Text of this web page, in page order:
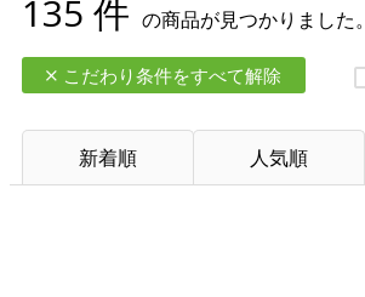
135 件 の商品が見つかりました。
こだわり条件をすべて解除
新着順 人気順